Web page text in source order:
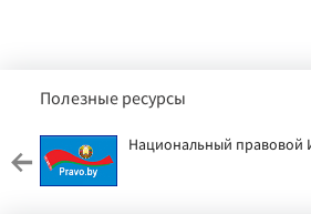
Полезные ресурсы
Национальный правовой